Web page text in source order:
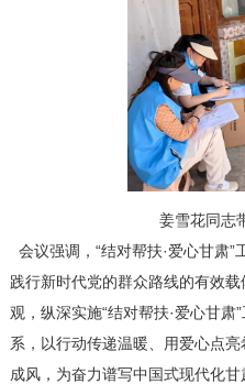
姜雪花同志
会议强调，“结对帮扶·爱心甘肃
践行新时代党的群众路线的有效
观，纵深实施“结对帮扶·爱心甘
系，以行动传递温暖、用爱心点
成风，为奋力谱写中国式现代化